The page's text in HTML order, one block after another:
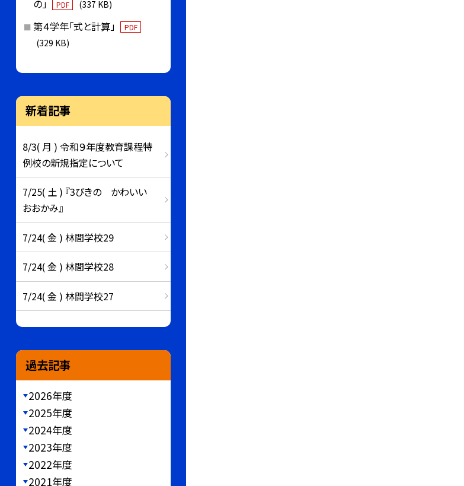
の」
PDF (337 KB)
第４学年「式と計算」 PDF
(329 KB)
新着記事
8/3( 月 ) 令和９年度教育課程特
例校の新規指定について
7/25( 土 ) 『3びきの かわいい
おおかみ』
7/24( 金 ) 林間学校29
7/24( 金 ) 林間学校28
7/24( 金 ) 林間学校27
過去記事
2026年度
2025年度
2024年度
2023年度
2022年度
2021年度